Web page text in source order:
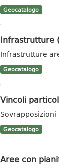
Geocatalogo
Infrastrutture
Infrastrutture
Geocatalogo
Vincoli
Geocatalogo
Aree con